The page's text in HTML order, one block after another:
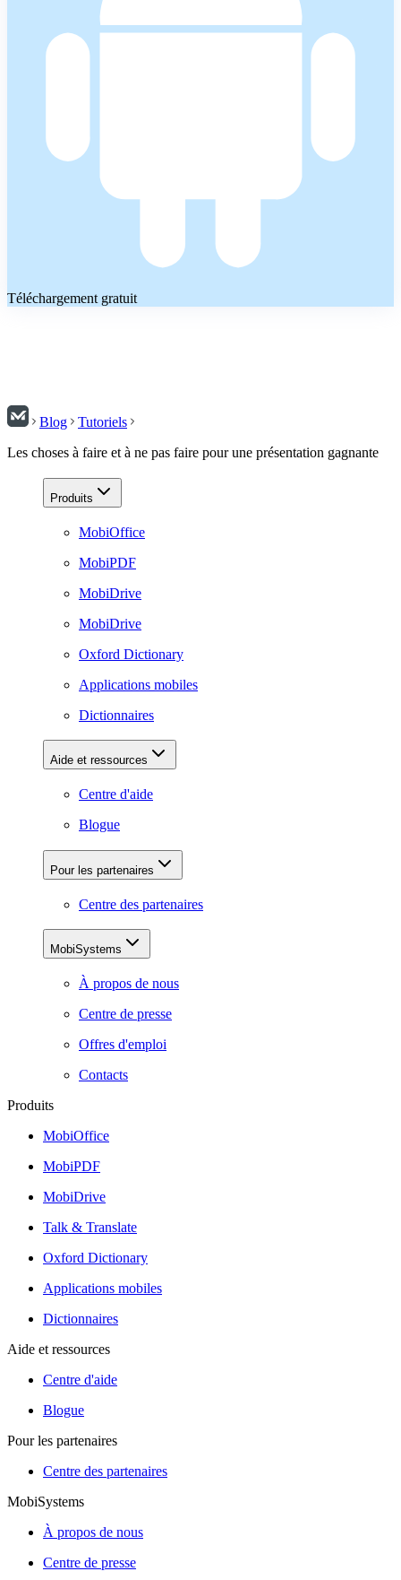
Téléchargement gratuit
Blog
Tutoriels
Les choses à faire et à ne pas faire pour une présentation gagnante
Produits
MobiOffice
MobiPDF
MobiDrive
MobiDrive
Oxford Dictionary
Applications mobiles
Dictionnaires
Aide et ressources
Centre d'aide
Blogue
Pour les partenaires
Centre des partenaires
MobiSystems
À propos de nous
Centre de presse
Offres d'emploi
Contacts
Produits
MobiOffice
MobiPDF
MobiDrive
Talk & Translate
Oxford Dictionary
Applications mobiles
Dictionnaires
Aide et ressources
Centre d'aide
Blogue
Pour les partenaires
Centre des partenaires
MobiSystems
À propos de nous
Centre de presse